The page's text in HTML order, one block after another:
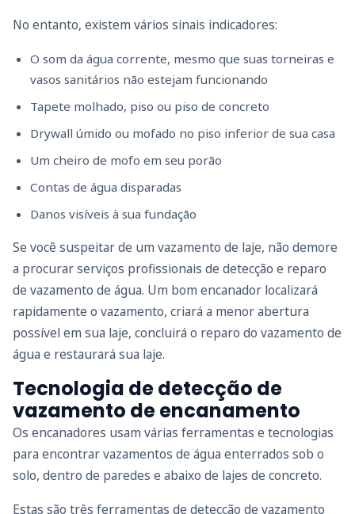
No entanto, existem vários sinais indicadores:
O som da água corrente, mesmo que suas torneiras e
vasos sanitários não estejam funcionando
Tapete molhado, piso ou piso de concreto
Drywall úmido ou mofado no piso inferior de sua casa
Um cheiro de mofo em seu porão
Contas de água disparadas
Danos visíveis à sua fundação
Se você suspeitar de um vazamento de laje, não demore
a procurar serviços profissionais de detecção e reparo
de vazamento de água. Um bom encanador localizará
rapidamente o vazamento, criará a menor abertura
possível em sua laje, concluirá o reparo do vazamento de
água e restaurará sua laje.
Tecnologia de detecção de
vazamento de encanamento
Os encanadores usam várias ferramentas e tecnologias
para encontrar vazamentos de água enterrados sob o
solo, dentro de paredes e abaixo de lajes de concreto.
Estas são três ferramentas de detecção de vazamento